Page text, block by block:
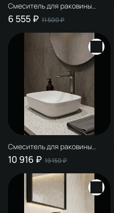
Смеситель для раковины
STWORKI Рандерс S19010GM
матовое золото
6 555 ₽ 11 500 ₽
Смеситель для раковины
STWORKI Рандерс S19020GB
вороненая сталь
10 916 ₽ 19 150 ₽